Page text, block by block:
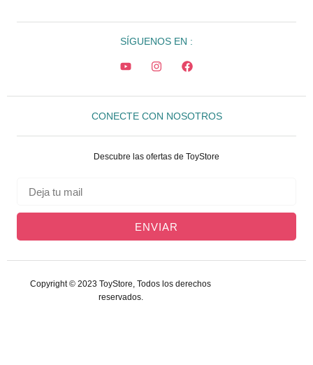
SÍGUENOS EN :
CONECTE CON NOSOTROS
Descubre las ofertas de ToyStore
ENVIAR
Copyright © 2023 ToyStore, Todos los derechos
reservados.